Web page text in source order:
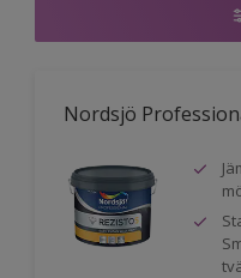
Nordsjö